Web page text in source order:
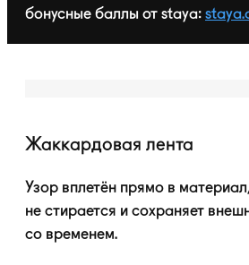
бонусные баллы от staya:
Жаккардовая лента
Узор вплетён прямо в
не стирается и сохраняет
со временем.